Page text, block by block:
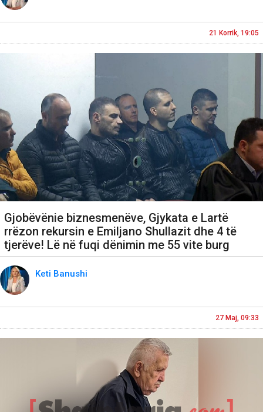
21 Korrik, 19:05
Gjobëvënie biznesmenëve, Gjykata e Lartë
rrëzon rekursin e Emiljano Shullazit dhe 4 të
tjerëve! Lë në fuqi dënimin me 55 vite burg
Keti Banushi
27 Maj, 09:33